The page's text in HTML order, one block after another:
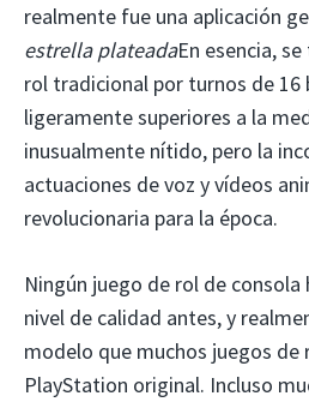
realmente fue una aplicación
estrella plateadaEn esencia,
rol tradicional por turnos de 16
ligeramente superiores a la
inusualmente nítido, pero la
actuaciones de voz y vídeos
revolucionaria para la época.
Ningún juego de rol de
nivel de calidad antes, y
modelo que muchos juegos de
PlayStation original. Incluso